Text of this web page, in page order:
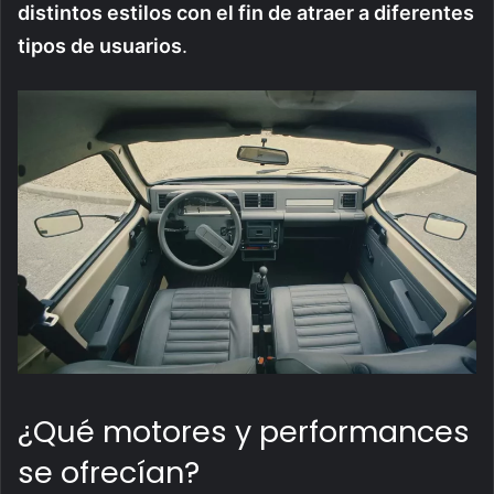
distintos estilos con el fin de atraer a diferentes
tipos de usuarios.
¿Qué motores y performances
se ofrecían?